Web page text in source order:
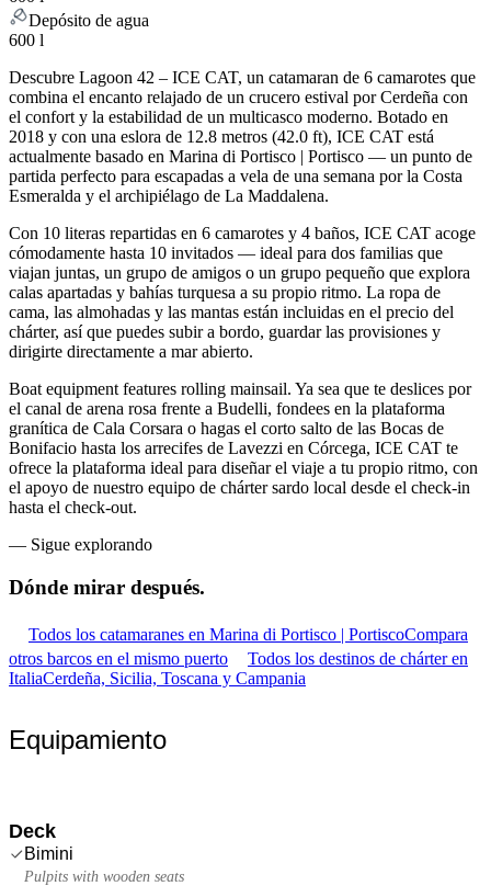
Depósito de agua
600 l
Descubre Lagoon 42 – ICE CAT, un catamaran de 6 camarotes que
combina el encanto relajado de un crucero estival por Cerdeña con
el confort y la estabilidad de un multicasco moderno. Botado en
2018 y con una eslora de 12.8 metros (42.0 ft), ICE CAT está
actualmente basado en Marina di Portisco | Portisco — un punto de
partida perfecto para escapadas a vela de una semana por la Costa
Esmeralda y el archipiélago de La Maddalena.
Con 10 literas repartidas en 6 camarotes y 4 baños, ICE CAT acoge
cómodamente hasta 10 invitados — ideal para dos familias que
viajan juntas, un grupo de amigos o un grupo pequeño que explora
calas apartadas y bahías turquesa a su propio ritmo. La ropa de
cama, las almohadas y las mantas están incluidas en el precio del
chárter, así que puedes subir a bordo, guardar las provisiones y
dirigirte directamente a mar abierto.
Boat equipment features rolling mainsail. Ya sea que te deslices por
el canal de arena rosa frente a Budelli, fondees en la plataforma
granítica de Cala Corsara o hagas el corto salto de las Bocas de
Bonifacio hasta los arrecifes de Lavezzi en Córcega, ICE CAT te
ofrece la plataforma ideal para diseñar el viaje a tu propio ritmo, con
el apoyo de nuestro equipo de chárter sardo local desde el check-in
hasta el check-out.
— Sigue explorando
Dónde mirar después.
Todos los catamaranes en Marina di Portisco | PortiscoCompara
otros barcos en el mismo puerto
Todos los destinos de chárter en
ItaliaCerdeña, Sicilia, Toscana y Campania
Equipamiento
Deck
Bimini
Pulpits with wooden seats